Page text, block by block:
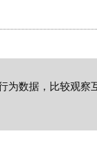
为数据，比较观察